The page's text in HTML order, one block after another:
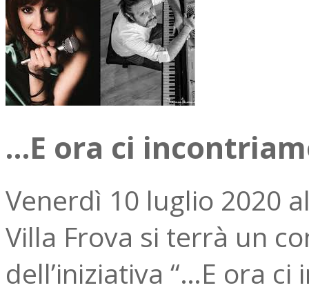
…E ora ci
Venerdì 10 luglio 2020
Villa Frova si terrà un
dell’iniziativa “…E ora ci